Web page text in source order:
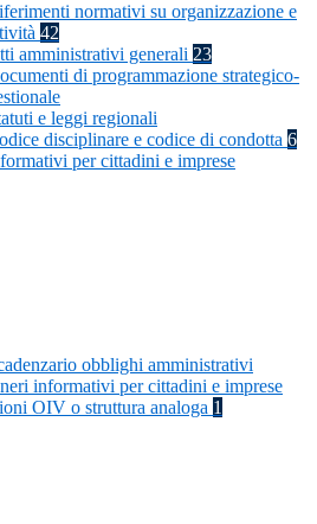
normativi su organizzazione e
42
amministrativi generali 23
di programmazione strategico-
e leggi regionali
disciplinare e codice di condotta 6
per cittadini e imprese
obblighi amministrativi
informativi per cittadini e imprese
OIV o struttura analoga 1